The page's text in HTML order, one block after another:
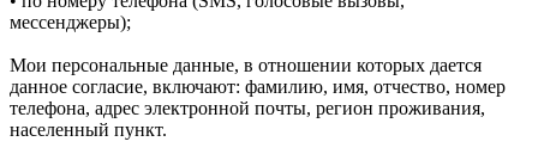
мессенджеры);
Мои персональные данные, в отношении которых дается
данное согласие, включают: фамилию, имя, отчество, номер
телефона, адрес электронной почты, регион проживания,
населенный пункт.